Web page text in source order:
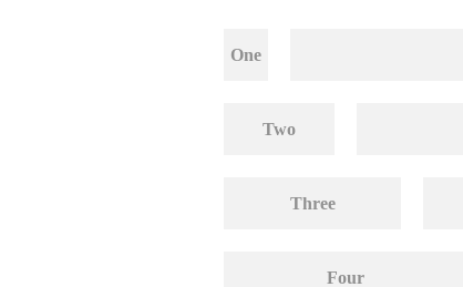
One
Two
Three
Four